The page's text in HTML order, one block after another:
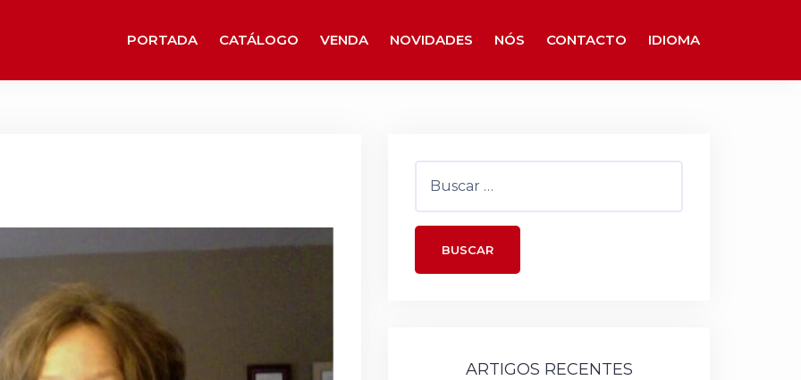
PORTADA CATÁLOGO VENDA NOVIDADES NÓS CONTACTO IDIOMA
ARTIGOS RECENTES